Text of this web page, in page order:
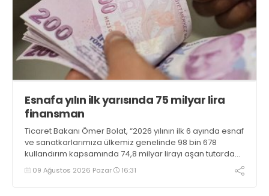
Esnafa yılın ilk yarısında 75 milyar lira
finansman
Ticaret Bakanı Ömer Bolat, “2026 yılının ilk 6 ayında esnaf
ve sanatkarlarımıza ülkemiz genelinde 98 bin 678
kullandırım kapsamında 74,8 milyar lirayı aşan tutarda
uygun geri ödeme koşullu finansman sağlanmıştır”
bilgisini verdi
09 Ağustos 2026 Pazar 16:31